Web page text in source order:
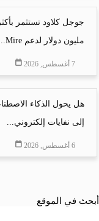
مليون دولار لدعم Mire...
7 أغسطس, 2026
هل يحول الذكاء
إلى نفايات إلكتروني...
6 أغسطس, 2026
أبحث في الموقع